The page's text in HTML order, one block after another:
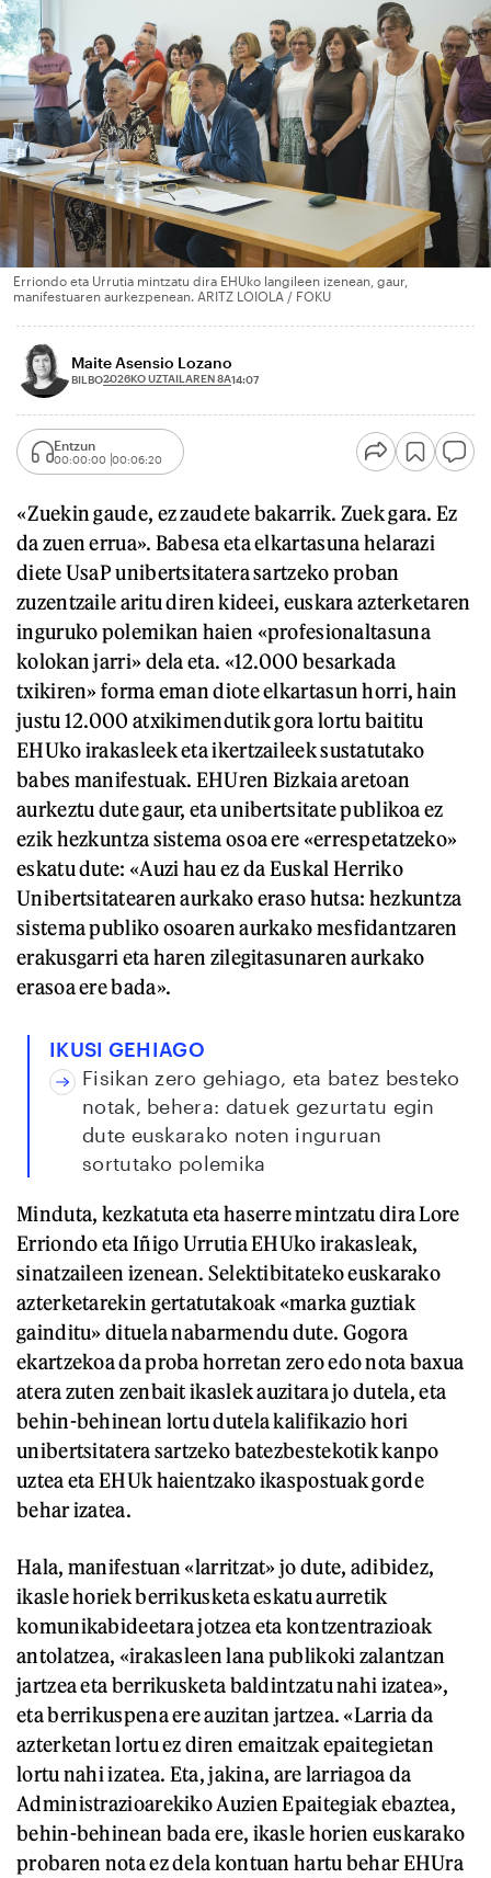
Erriondo eta Urrutia mintzatu dira EHUko langileen izenean, gaur,
manifestuaren aurkezpenean. ARITZ LOIOLA / FOKU
Maite Asensio Lozano
BILBO2026KO UZTAILAREN 8A14:07
Entzun
00:00:00 00:06:20
«Zuekin gaude, ez zaudete bakarrik. Zuek gara. Ez
da zuen errua». Babesa eta elkartasuna helarazi
diete UsaP unibertsitatera sartzeko proban
zuzentzaile aritu diren kideei, euskara azterketaren
inguruko polemikan haien «profesionaltasuna
kolokan jarri» dela eta. «12.000 besarkada
txikiren» forma eman diote elkartasun horri, hain
justu 12.000 atxikimendutik gora lortu baititu
EHUko irakasleek eta ikertzaileek sustatutako
babes manifestuak. EHUren Bizkaia aretoan
aurkeztu dute gaur, eta unibertsitate publikoa ez
ezik hezkuntza sistema osoa ere «errespetatzeko»
eskatu dute: «Auzi hau ez da Euskal Herriko
Unibertsitatearen aurkako eraso hutsa: hezkuntza
sistema publiko osoaren aurkako mesfidantzaren
erakusgarri eta haren zilegitasunaren aurkako
erasoa ere bada».
IKUSI GEHIAGO
Fisikan zero gehiago, eta batez besteko
notak, behera: datuek gezurtatu egin
dute euskarako noten inguruan
sortutako polemika
Minduta, kezkatuta eta haserre mintzatu dira Lore
Erriondo eta Iñigo Urrutia EHUko irakasleak,
sinatzaileen izenean. Selektibitateko euskarako
azterketarekin gertatutakoak «marka guztiak
gainditu» dituela nabarmendu dute. Gogora
ekartzekoa da proba horretan zero edo nota baxua
atera zuten zenbait ikaslek auzitara jo dutela, eta
behin-behinean lortu dutela kalifikazio hori
unibertsitatera sartzeko batezbestekotik kanpo
uztea eta EHUk haientzako ikaspostuak gorde
behar izatea.
Hala, manifestuan «larritzat» jo dute, adibidez,
ikasle horiek berrikusketa eskatu aurretik
komunikabideetara jotzea eta kontzentrazioak
antolatzea, «irakasleen lana publikoki zalantzan
jartzea eta berrikusketa baldintzatu nahi izatea»,
eta berrikuspena ere auzitan jartzea. «Larria da
azterketan lortu ez diren emaitzak epaitegietan
lortu nahi izatea. Eta, jakina, are larriagoa da
Administrazioarekiko Auzien Epaitegiak ebaztea,
behin-behinean bada ere, ikasle horien euskarako
probaren nota ez dela kontuan hartu behar EHUra